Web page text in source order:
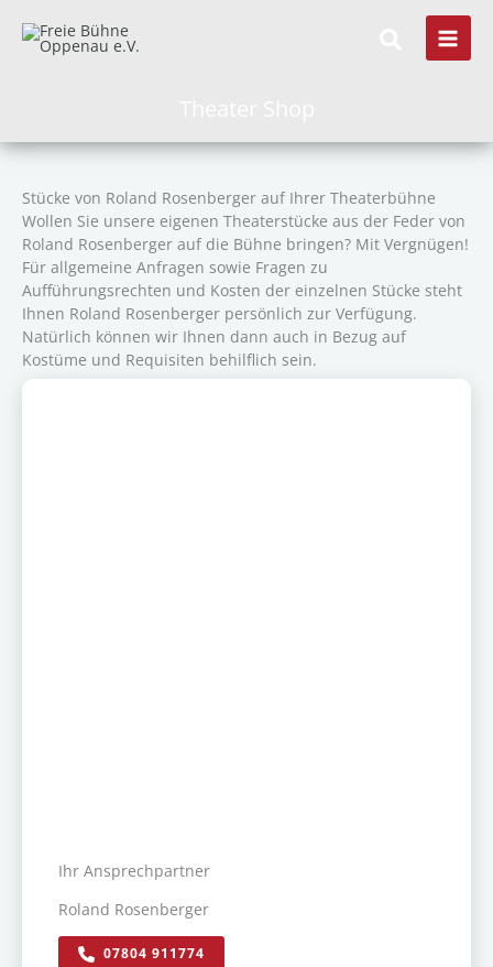
Inhalt
springen
Stücke von Roland Rosenberger auf Ihrer Theaterbühne
Wollen Sie unsere eigenen Theaterstücke aus der Feder von
Roland Rosenberger auf die Bühne bringen? Mit Vergnügen!
Für allgemeine Anfragen sowie Fragen zu
Aufführungsrechten und Kosten der einzelnen Stücke steht
Ihnen Roland Rosenberger persönlich zur Verfügung.
Natürlich können wir Ihnen dann auch in Bezug auf
Kostüme und Requisiten behilflich sein.
Ihr Ansprechpartner
Roland Rosenberger
07804 911774